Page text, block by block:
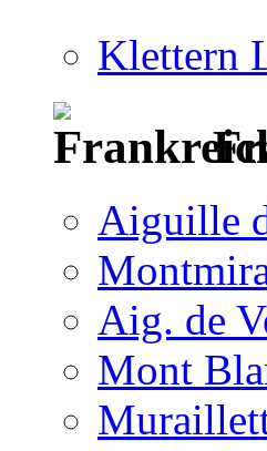
Klettern
Aiguille
Aig. de
Mont